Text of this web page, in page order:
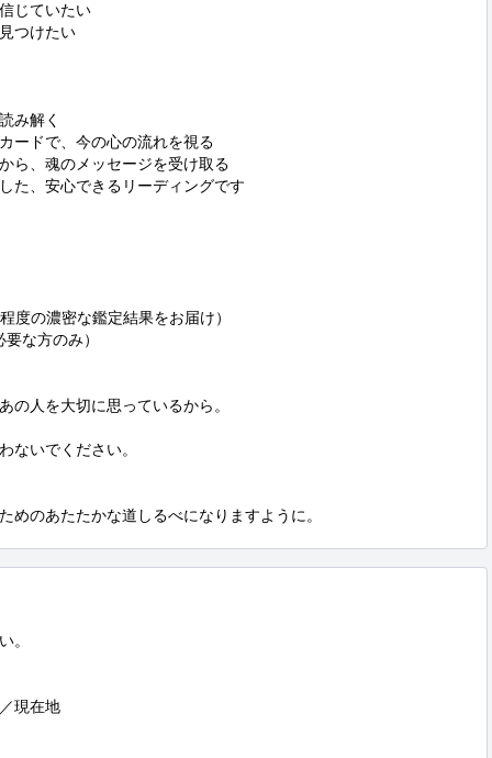
じていたい
つけたい
み解く
ードで、今の心の流れを視る
ら、魂のメッセージを受け取る
た、安心できるリーディングです
度の濃密な鑑定結果をお届け）
な方のみ）
の人を大切に思っているから。
ないでください。
めのあたたかな道しるべになりますように。
。
現在地